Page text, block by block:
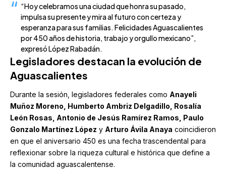
“Hoy celebramos una ciudad que honra su pasado,
impulsa su presente y mira al futuro con certeza y
esperanza para sus familias. Felicidades Aguascalientes
por 450 años de historia, trabajo y orgullo mexicano”,
expresó López Rabadán.
Legisladores destacan la evolución de
Aguascalientes
Durante la sesión, legisladores federales como Anayeli
Muñoz Moreno, Humberto Ambriz Delgadillo, Rosalía
León Rosas, Antonio de Jesús Ramírez Ramos, Paulo
Gonzalo Martínez López y Arturo Ávila Anaya coincidieron
en que el aniversario 450 es una fecha trascendental para
reflexionar sobre la riqueza cultural e histórica que define a
la comunidad aguascalentense.